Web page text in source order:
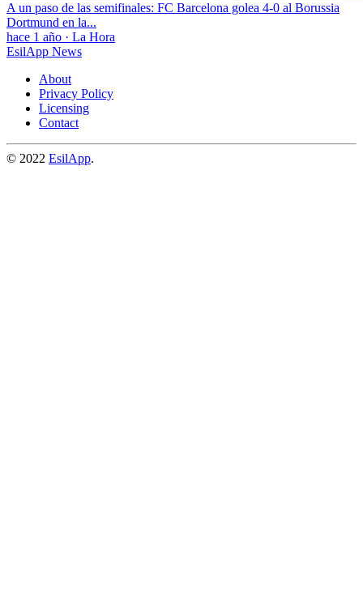
A un paso de las semifinales: FC Barcelona golea 4-0 al Borussia
Dortmund en la...
hace 1 año · La Hora
EsilApp News
About
Privacy Policy
Licensing
Contact
© 2022 EsilApp.